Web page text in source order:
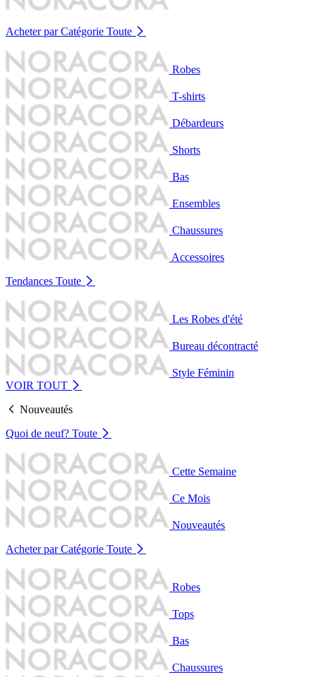
Acheter par Catégorie Toute
Robes
T-shirts
Débardeurs
Shorts
Bas
Ensembles
Chaussures
Accessoires
Tendances Toute
Les Robes d'été
Bureau décontracté
Style Féminin
VOIR TOUT
Nouveautés
Quoi de neuf? Toute
Cette Semaine
Ce Mois
Nouveautés
Acheter par Catégorie Toute
Robes
Tops
Bas
Chaussures